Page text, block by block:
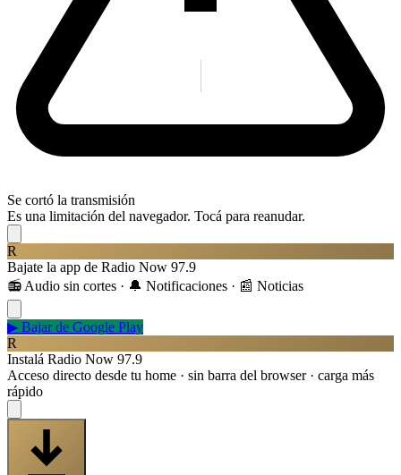
Se cortó la transmisión
Es una limitación del navegador. Tocá para reanudar.
R
Bajate la app de Radio Now 97.9
📻 Audio sin cortes · 🔔 Notificaciones · 📰 Noticias
▶ Bajar de Google Play
R
Instalá Radio Now 97.9
Acceso directo desde tu home · sin barra del browser · carga más
rápido